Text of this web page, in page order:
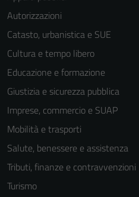
Autorizzazioni
Catasto, urbanistica e SUE
Cultura e tempo libero
Educazione e formazione
Giustizia e sicurezza pubblica
Imprese, commercio e SUAP
Mobilità e trasporti
Salute, benessere e assistenza
Tributi, finanze e contravvenzioni
Turismo